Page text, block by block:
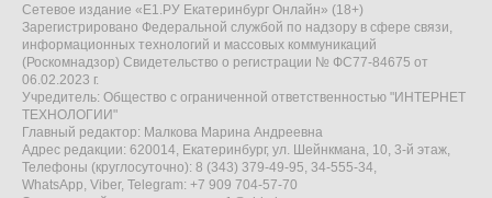
Сетевое издание «Е1.РУ Екатеринбург Онлайн» (18+)
Зарегистрировано Федеральной службой по надзору в сфере связи,
информационных технологий и массовых коммуникаций
(Роскомнадзор) Свидетельство о регистрации № ФС77-84675 от
06.02.2023 г.
Учредитель: Общество с ограниченной ответственностью "ИНТЕРНЕТ
ТЕХНОЛОГИИ"
Главный редактор: Малкова Марина Андреевна
Адрес редакции: 620014, Екатеринбург, ул. Шейнкмана, 10, 3-й этаж,
Телефоны (круглосуточно): 8 (343) 379-49-95, 34-555-34,
WhatsApp, Viber, Telegram: +7 909 704-57-70